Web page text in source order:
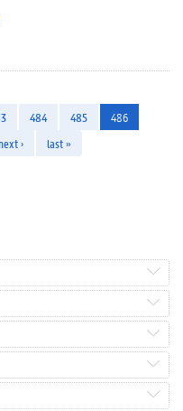
484 485
486
next › last »